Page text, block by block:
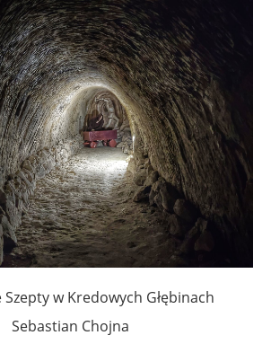
w Kredowych Głębinach
Sebastian Chojna